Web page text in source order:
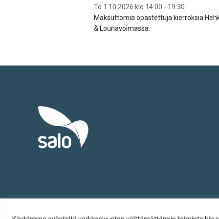
To 1.10.2026 klo 14:00 - 19:30
Maksuttomia opastettuja kierroksia
& Lounavoimassa.
Tietosuoja